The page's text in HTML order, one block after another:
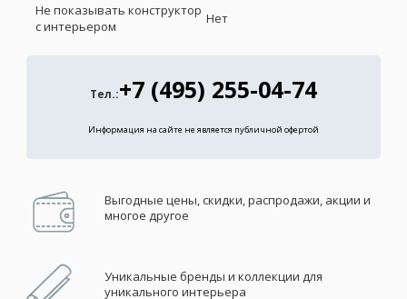
Не показывать конструктор
с интерьером
Нет
Тел.:+7 (495) 255-04-74
Информация на сайте не является публичной офертой
Выгодные цены, скидки, распродажи, акции и
многое другое
Уникальные бренды и коллекции для
уникального интерьера